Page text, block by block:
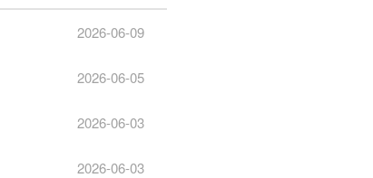
2026-06-09
2026-06-05
2026-06-03
2026-06-03